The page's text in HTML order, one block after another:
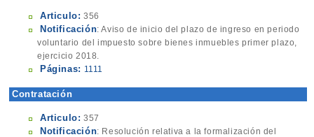
Articulo: 356
Notificación: Aviso de inicio del plazo de ingreso en periodo
voluntario del impuesto sobre bienes inmuebles primer plazo,
ejercicio 2018.
Páginas: 1111
Contratación
Articulo: 357
Notificación: Resolución relativa a la formalización del